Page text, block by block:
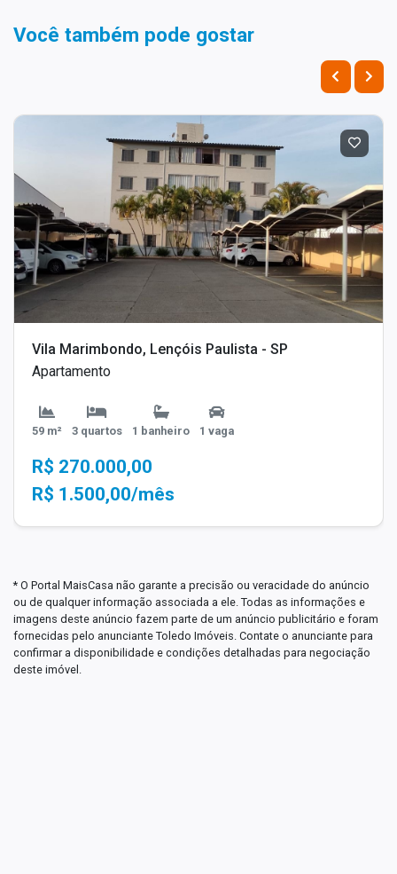
Você também pode gostar
Vila Marimbondo, Lençóis Paulista - SP
Apartamento
59 m² 3 quartos 1 banheiro 1 vaga
R$ 270.000,00
R$ 1.500,00/mês
* O Portal MaisCasa não garante a precisão ou veracidade do anúncio
ou de qualquer informação associada a ele. Todas as informações e
imagens deste anúncio fazem parte de um anúncio publicitário e foram
fornecidas pelo anunciante Toledo Imóveis. Contate o anunciante para
confirmar a disponibilidade e condições detalhadas para negociação
deste imóvel.